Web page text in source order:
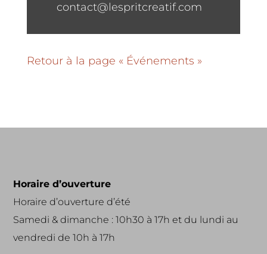
contact@lespritcreatif.com
Retour à la page « Événements »
Horaire d’ouverture
Horaire d’ouverture d’été
Samedi & dimanche : 10h30 à 17h et du lundi au
vendredi de 10h à 17h